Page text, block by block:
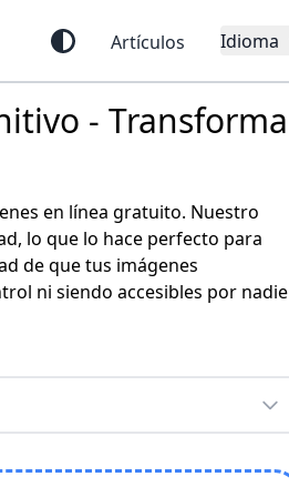
Artículos Idioma
- Transforma
en línea gratuito. Nuestro
lo que lo hace perfecto para
de que tus imágenes
ni siendo accesibles por nadie